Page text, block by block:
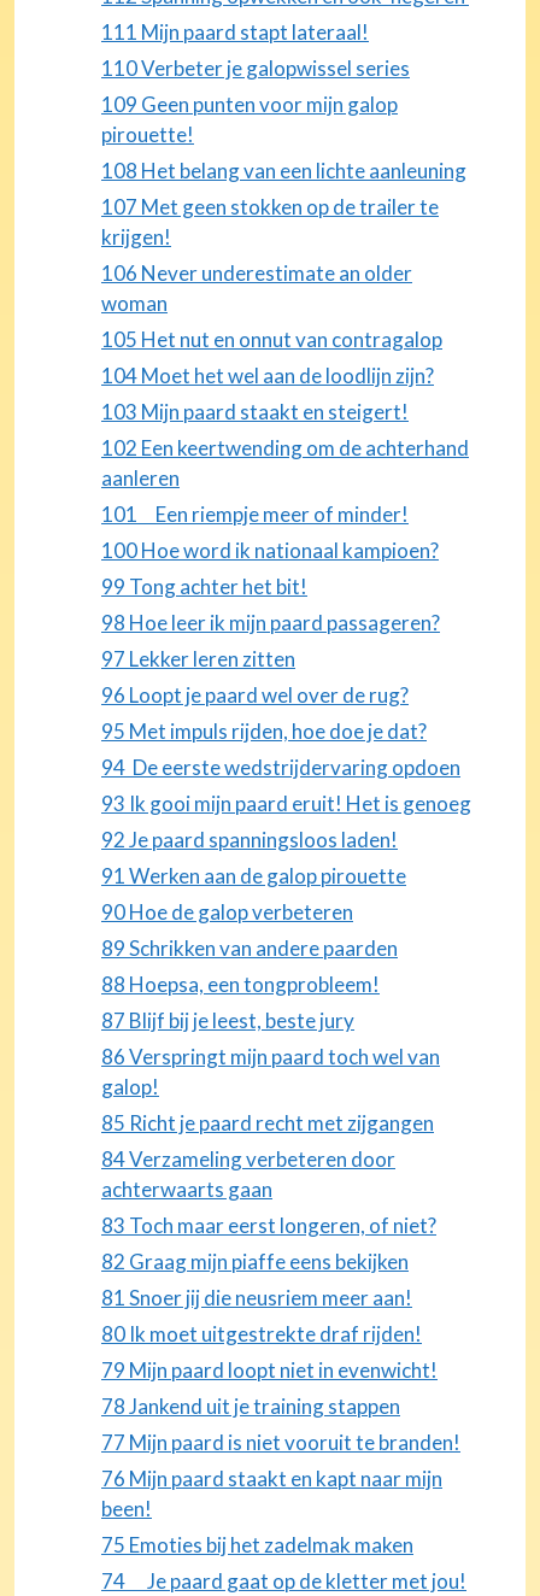
111 Mijn paard stapt lateraal!
110 Verbeter je galopwissel series
109 Geen punten voor mijn galop
pirouette!
108 Het belang van een lichte aanleuning
107 Met geen stokken op de trailer te
krijgen!
106 Never underestimate an older
woman
105 Het nut en onnut van contragalop
104 Moet het wel aan de loodlijn zijn?
103 Mijn paard staakt en steigert!
102 Een keertwending om de achterhand
aanleren
101 Een riempje meer of minder!
100 Hoe word ik nationaal kampioen?
99 Tong achter het bit!
98 Hoe leer ik mijn paard passageren?
97 Lekker leren zitten
96 Loopt je paard wel over de rug?
95 Met impuls rijden, hoe doe je dat?
94 De eerste wedstrijdervaring opdoen
93 Ik gooi mijn paard eruit! Het is genoeg
92 Je paard spanningsloos laden!
91 Werken aan de galop pirouette
90 Hoe de galop verbeteren
89 Schrikken van andere paarden
88 Hoepsa, een tongprobleem!
87 Blijf bij je leest, beste jury
86 Verspringt mijn paard toch wel van
galop!
85 Richt je paard recht met zijgangen
84 Verzameling verbeteren door
achterwaarts gaan
83 Toch maar eerst longeren, of niet?
82 Graag mijn piaffe eens bekijken
81 Snoer jij die neusriem meer aan!
80 Ik moet uitgestrekte draf rijden!
79 Mijn paard loopt niet in evenwicht!
78 Jankend uit je training stappen
77 Mijn paard is niet vooruit te branden!
76 Mijn paard staakt en kapt naar mijn
been!
75 Emoties bij het zadelmak maken
74 Je paard gaat op de kletter met jou!